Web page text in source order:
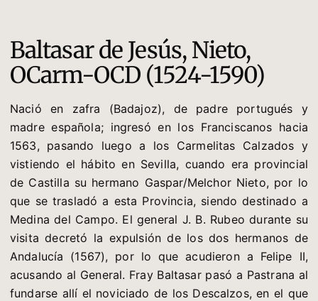
Baltasar de Jesús, Nieto,
OCarm-OCD (1524-1590)
Nació en zafra (Badajoz), de padre portugués y
madre española; ingresó en los Franciscanos hacia
1563, pasando luego a los Carmelitas Calzados y
vistiendo el hábito en Sevilla, cuando era provincial
de Castilla su hermano Gaspar/Melchor Nieto, por lo
que se trasladó a esta Provincia, siendo destinado a
Medina del Campo. El general J. B. Rubeo durante su
visita decretó la expulsión de los dos hermanos de
Andalucía (1567), por lo que acudieron a Felipe II,
acusando al General. Fray Baltasar pasó a Pastrana al
fundarse allí el noviciado de los Descalzos, en el que